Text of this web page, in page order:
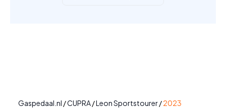
Gaspedaal.nl /CUPRA/Leon Sportstourer/2023